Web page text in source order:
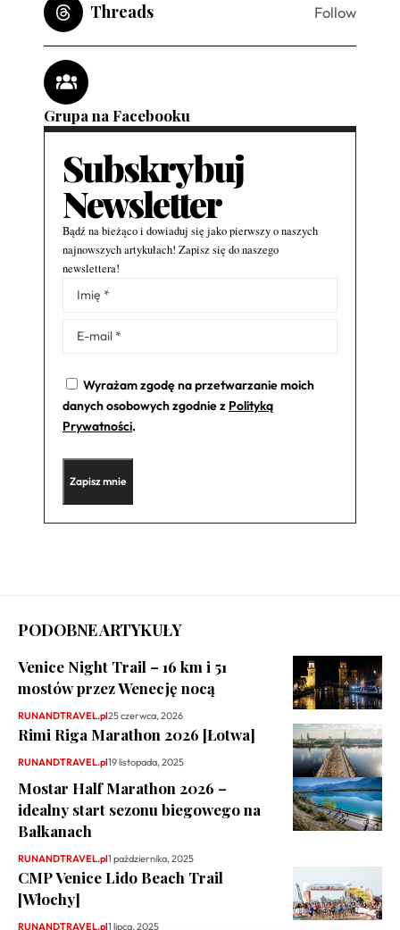
Threads Follow
Grupa na Facebooku
Subskrybuj
Newsletter
Bądź na bieżąco i dowiaduj się jako pierwszy o naszych
najnowszych artykułach! Zapisz się do naszego
newslettera!
Wyrażam zgodę na przetwarzanie moich
danych osobowych zgodnie z Polityką
Prywatności.
Alternative:
PODOBNE ARTYKUŁY
Venice Night Trail – 16 km i 51
mostów przez Wenecję nocą
RUNANDTRAVEL.pl25 czerwca, 2026
Rimi Riga Marathon 2026 [Łotwa]
RUNANDTRAVEL.pl19 listopada, 2025
Mostar Half Marathon 2026 –
idealny start sezonu biegowego na
Bałkanach
RUNANDTRAVEL.pl1 października, 2025
CMP Venice Lido Beach Trail
[Włochy]
RUNANDTRAVEL.pl1 lipca, 2025